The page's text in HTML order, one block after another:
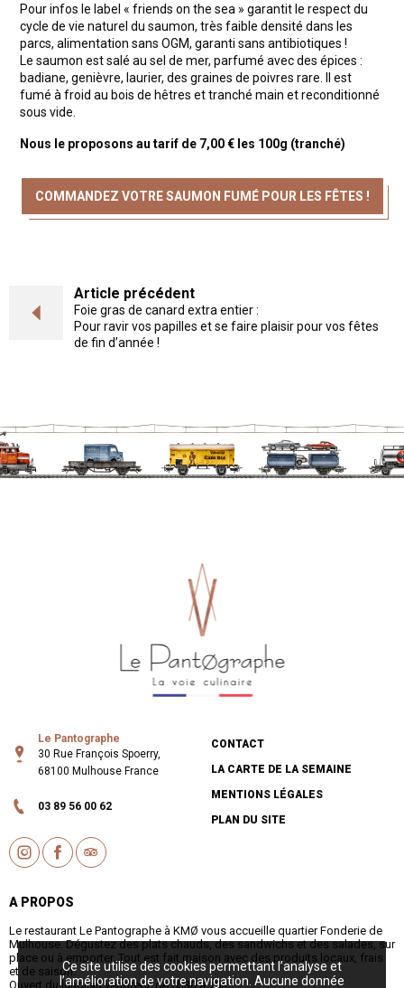
Pour infos le label « friends on the sea » garantit le respect du
cycle de vie naturel du saumon, très faible densité dans les
parcs, alimentation sans OGM, garanti sans antibiotiques !
Le saumon est salé au sel de mer, parfumé avec des épices :
badiane, genièvre, laurier, des graines de poivres rare. Il est
fumé à froid au bois de hêtres et tranché main et reconditionné
sous vide.
Nous le proposons au tarif de 7,00 € les 100g (tranché)
COMMANDEZ VOTRE SAUMON FUMÉ POUR LES FÊTES !
Article précédent
Foie gras de canard extra entier :
Pour ravir vos papilles et se faire plaisir pour vos fêtes
de fin d’année !
Le Pantographe Restaurant éco-
Le Pantographe
30 Rue François Spoerry,
68100 Mulhouse France
03 89 56 00 62
CONTACT
LA CARTE DE LA SEMAINE
MENTIONS LÉGALES
PLAN DU SITE
A PROPOS
Le restaurant Le Pantographe à KMØ vous accueille quartier Fonderie de
Mulhouse. Dégustez des plats chauds, des sandwichs et des salades, sur
place ou à emporter. Tout est fait maison avec des produits locaux, frais
et de saison.
Ouvert du lundi au vendredi, de 8h30 à 18h.
Ce site utilise des cookies permettant l’analyse et
l’amélioration de votre navigation. Aucune donnée